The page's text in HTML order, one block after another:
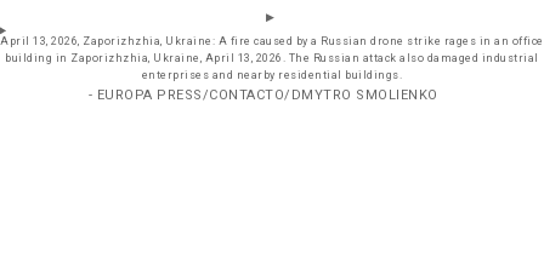
April 13, 2026, Zaporizhzhia, Ukraine: A fire caused by a Russian drone strike rages in an office
building in Zaporizhzhia, Ukraine, April 13, 2026. The Russian attack also damaged industrial
enterprises and nearby residential buildings.
- EUROPA PRESS/CONTACTO/DMYTRO SMOLIENKO